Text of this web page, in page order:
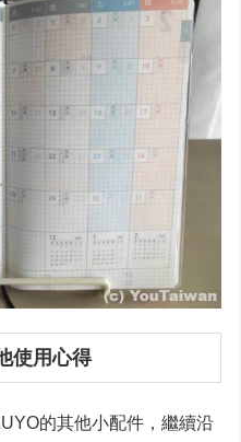
使用心得
的其他小配件，繼續沿